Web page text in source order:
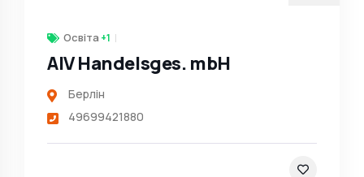
Освіта +1
AIV Handelsges. mbH
Берлін
49699421880